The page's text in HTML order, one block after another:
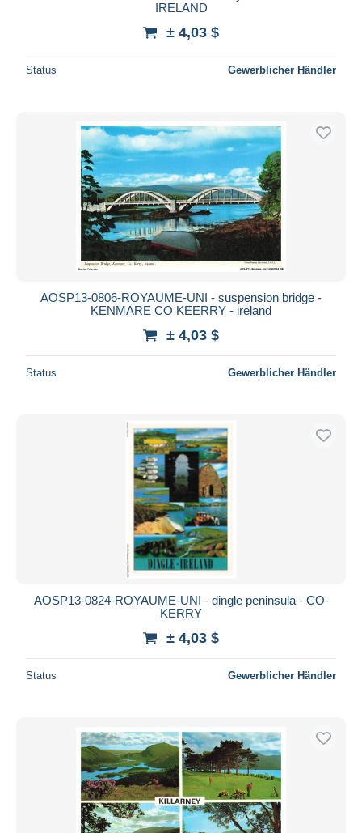
IRELAND
± 4,03 $
Status Gewerblicher Händler
AOSP13-0806-ROYAUME-UNI - suspension bridge -
KENMARE CO KEERRY - ireland
± 4,03 $
Status Gewerblicher Händler
AOSP13-0824-ROYAUME-UNI - dingle peninsula - CO-
KERRY
± 4,03 $
Status Gewerblicher Händler